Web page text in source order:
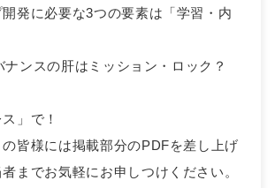
開発に必要な3つの要素は「学習・内
ナンスの肝はミッション・ロック？
」で！
皆様には掲載部分のPDFを差し上げ
までお気軽にお申しつけください。